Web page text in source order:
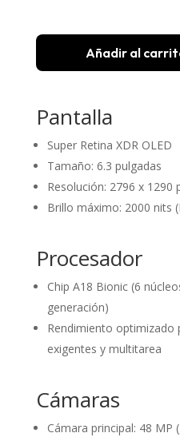
Añadir al
Pantalla
Super Retina XDR OLED
Tamaño: 6.3 pulgadas
Resolución: 2796 x 1290
Brillo máximo: 2000 nits
Procesador
Chip A18 Bionic (6
generación)
Rendimiento optimizado
exigentes y multitarea
Cámaras
Cámara principal: 48 MP